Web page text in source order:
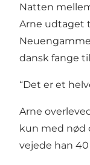
Natten mellem
Arne udtaget
dansk fange
“Det er et
Arne
kun med nød
vejede han 40